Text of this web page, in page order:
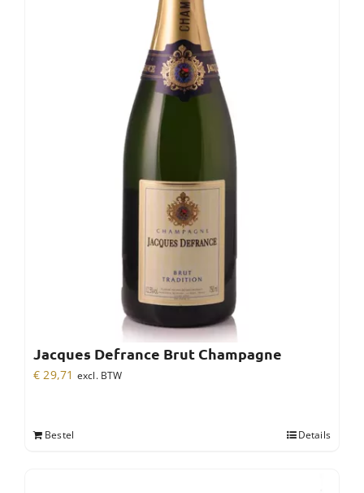
Jacques Defrance Brut Champagne
€ 29,71 excl. BTW
Bestel Details